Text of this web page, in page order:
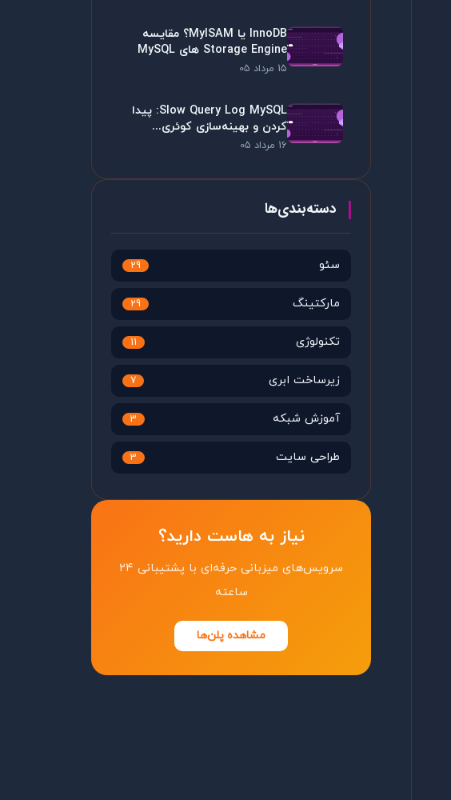
InnoDB یا MyISAM؟ مقایسه
Storage Engine های MySQL
15 مرداد 05
Slow Query Log MySQL: پیدا
کردن و بهینه‌سازی کوئری...
16 مرداد 05
دسته‌بندی‌ها
سئو 29
مارکتینگ 29
تکنولوژی 11
زیرساخت ابری 7
آموزش شبکه 3
طراحی سایت 3
نیاز به هاست دارید؟
سرویس‌های میزبانی حرفه‌ای با پشتیبانی ۲۴
ساعته
مشاهده پلن‌ها